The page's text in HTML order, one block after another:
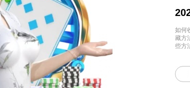
如何
藏方
些方